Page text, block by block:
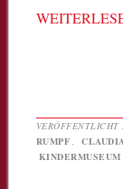
VERÖFFENTLICHT
RUMPF